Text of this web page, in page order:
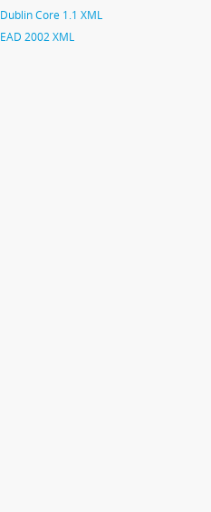
Dublin Core 1.1 XML
EAD 2002 XML